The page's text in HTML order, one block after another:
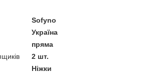
Sofyno
Україна
пряма
2 шт.
Ніжки